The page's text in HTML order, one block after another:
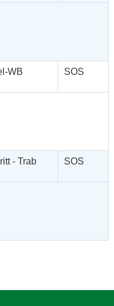
WB SOS
- Trab SOS